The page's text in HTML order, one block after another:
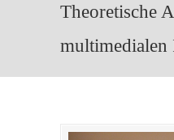
Theoretische
multimedialen